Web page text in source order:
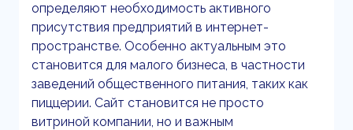
определяют необходимость активного
присутствия предприятий в интернет-
пространстве. Особенно актуальным это
становится для малого бизнеса, в частности
заведений общественного питания, таких как
пиццерии. Сайт становится не просто
витриной компании, но и важным